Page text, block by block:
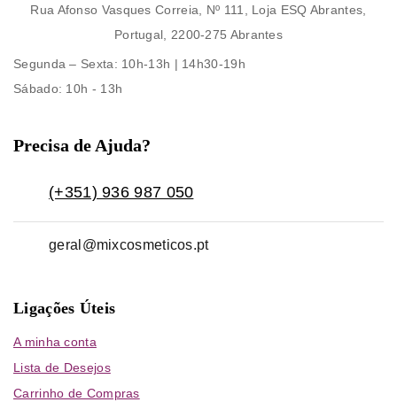
Rua Afonso Vasques Correia, Nº 111, Loja ESQ Abrantes,
Portugal, 2200-275 Abrantes
Segunda – Sexta: 10h-13h | 14h30-19h
Sábado: 10h - 13h
Precisa de Ajuda?
(+351) 936 987 050
geral@mixcosmeticos.pt
Ligações Úteis
A minha conta
Lista de Desejos
Carrinho de Compras